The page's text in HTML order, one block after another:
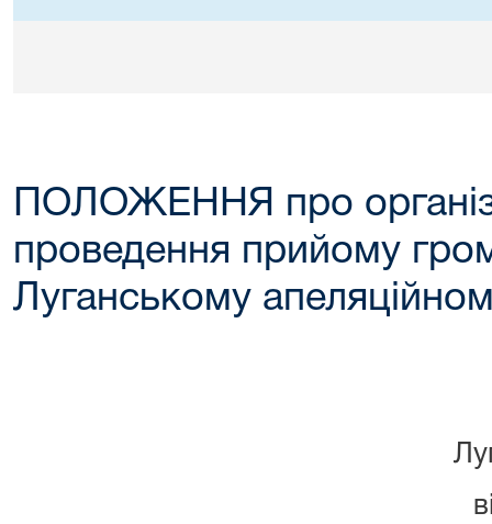
ПОЛОЖЕННЯ про
проведення прийому
Луганському